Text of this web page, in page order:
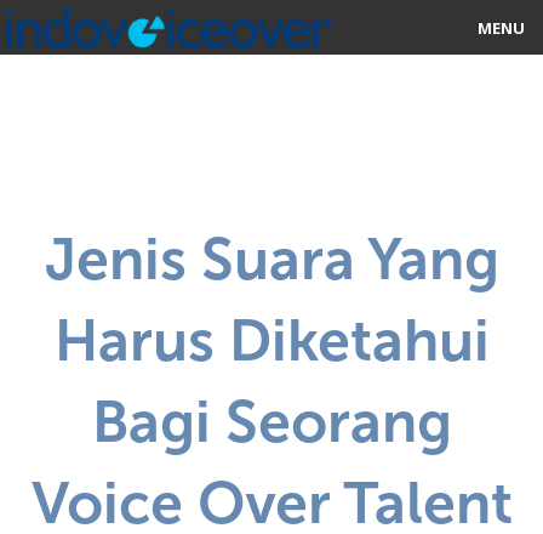
MENU
ABOUT US
STUDIOS
CONTACT US
SIGN UP
Jenis Suara Yang
Harus Diketahui
Bagi Seorang
Voice Over Talent